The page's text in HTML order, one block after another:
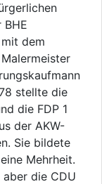
BHE
dem
stellte die
die FDP 1
der AKW-
Sie bildete
Mehrheit.
die CDU